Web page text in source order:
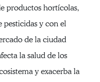
productos hortícolas,
pesticidas y con el
de la ciudad
la salud de los
y exacerba la